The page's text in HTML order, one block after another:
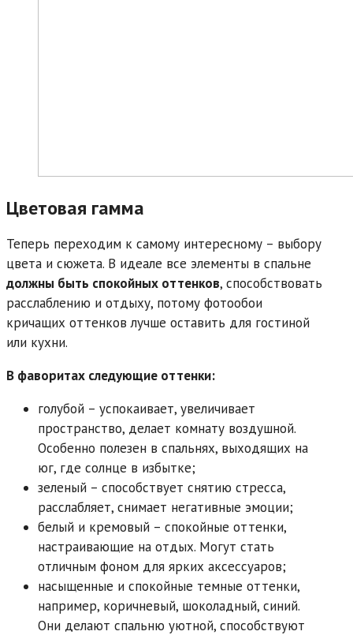
Цветовая гамма
Теперь переходим к самому интересному – выбору
цвета и сюжета. В идеале все элементы в спальне
должны быть спокойных оттенков, способствовать
расслаблению и отдыху, потому фотообои
кричащих оттенков лучше оставить для гостиной
или кухни.
В фаворитах следующие оттенки:
голубой – успокаивает, увеличивает
пространство, делает комнату воздушной.
Особенно полезен в спальнях, выходящих на
юг, где солнце в избытке;
зеленый – способствует снятию стресса,
расслабляет, снимает негативные эмоции;
белый и кремовый – спокойные оттенки,
настраивающие на отдых. Могут стать
отличным фоном для ярких аксессуаров;
насыщенные и спокойные темные оттенки,
например, коричневый, шоколадный, синий.
Они делают спальню уютной, способствуют